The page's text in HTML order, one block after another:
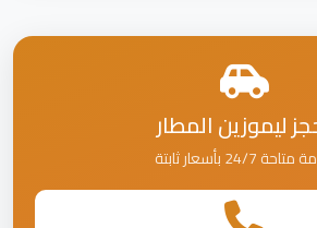
ليموزين المطار
24/7 بأسعار ثابتة